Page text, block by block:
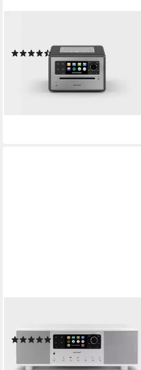
(12)
mtl. in 36 Raten
lieferbar - in 3-4 Werktagen bei dir
(5)
ab 599,00 €
17,39 €mtl. in 48 Raten